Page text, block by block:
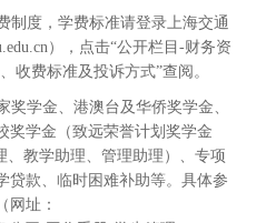
度，学费标准请登录上海交通
），点击“公开栏目-财务资
收费标准及投诉方式”查阅。
学金、港澳台及华侨奖学金、
奖学金（致远荣誉计划奖学金
、教学助理、管理助理）、专项
贷款、临时困难补助等。具体参
网址：